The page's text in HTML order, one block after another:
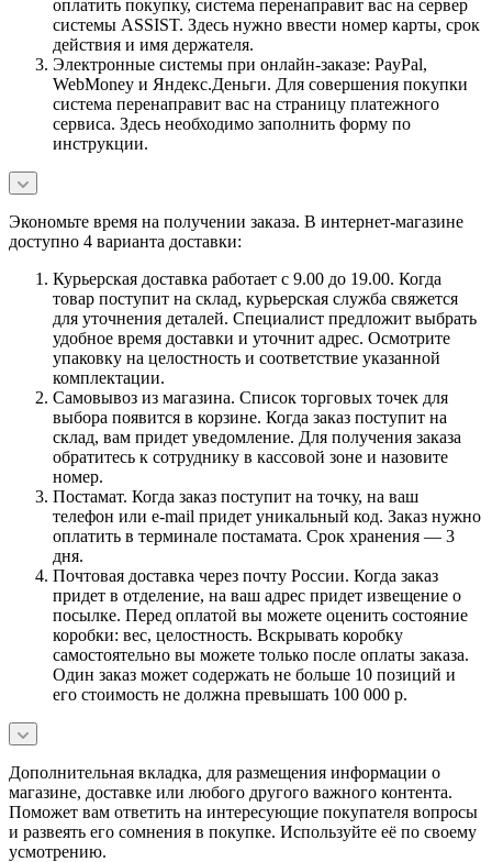
оплатить покупку, система перенаправит вас на сервер
системы ASSIST. Здесь нужно ввести номер карты, срок
действия и имя держателя.
Электронные системы при онлайн-заказе: PayPal,
WebMoney и Яндекс.Деньги. Для совершения покупки
система перенаправит вас на страницу платежного
сервиса. Здесь необходимо заполнить форму по
инструкции.
Экономьте время на получении заказа. В интернет-магазине
доступно 4 варианта доставки:
Курьерская доставка работает с 9.00 до 19.00. Когда
товар поступит на склад, курьерская служба свяжется
для уточнения деталей. Специалист предложит выбрать
удобное время доставки и уточнит адрес. Осмотрите
упаковку на целостность и соответствие указанной
комплектации.
Самовывоз из магазина. Список торговых точек для
выбора появится в корзине. Когда заказ поступит на
склад, вам придет уведомление. Для получения заказа
обратитесь к сотруднику в кассовой зоне и назовите
номер.
Постамат. Когда заказ поступит на точку, на ваш
телефон или e-mail придет уникальный код. Заказ нужно
оплатить в терминале постамата. Срок хранения — 3
дня.
Почтовая доставка через почту России. Когда заказ
придет в отделение, на ваш адрес придет извещение о
посылке. Перед оплатой вы можете оценить состояние
коробки: вес, целостность. Вскрывать коробку
самостоятельно вы можете только после оплаты заказа.
Один заказ может содержать не больше 10 позиций и
его стоимость не должна превышать 100 000 р.
Дополнительная вкладка, для размещения информации о
магазине, доставке или любого другого важного контента.
Поможет вам ответить на интересующие покупателя вопросы
и развеять его сомнения в покупке. Используйте её по своему
усмотрению.